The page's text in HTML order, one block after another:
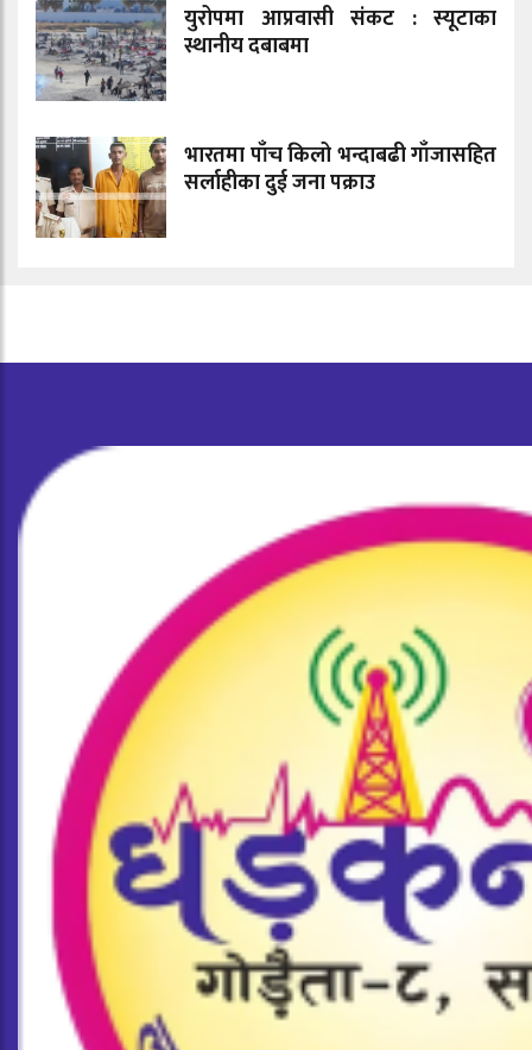
युरोपमा आप्रवासी संकट : स्यूटाका
स्थानीय दबाबमा
भारतमा पाँच किलो भन्दाबढी गाँजासहित
सर्लाहीका दुई जना पक्राउ